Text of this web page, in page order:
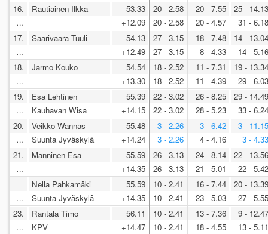
16.
…
Rautiainen Ilkka
53.33
+12.09
20 - 2.58
20 - 2.58
20 - 7.55
20 - 4.57
25 - 14.13
31 - 6.18
17.
…
Saarivaara Tuuli
54.13
+12.49
27 - 3.15
27 - 3.15
18 - 7.48
8 - 4.33
14 - 13.04
14 - 5.16
18.
…
Jarmo Kouko
54.54
+13.30
18 - 2.52
18 - 2.52
11 - 7.31
11 - 4.39
19 - 13.34
29 - 6.03
19.
…
Esa Lehtinen
Kauhavan Wisa
55.39
+14.15
22 - 3.02
22 - 3.02
26 - 8.25
28 - 5.23
29 - 14.49
33 - 6.24
20.
…
Veikko Wannas
Suunta Jyväskylä
55.48
+14.24
3 - 2.26
3 - 2.26
3 - 6.42
4 - 4.16
3 - 11.15
3 - 4.33
21.
…
Manninen Esa
55.59
+14.35
26 - 3.13
26 - 3.13
24 - 8.14
21 - 5.01
22 - 13.56
22 - 5.42
…
Nella Pahkamäki
Suunta Jyväskylä
55.59
+14.35
10 - 2.41
10 - 2.41
16 - 7.44
23 - 5.03
20 - 13.39
27 - 5.55
23.
…
Rantala Timo
KPV
56.11
+14.47
10 - 2.41
10 - 2.41
13 - 7.36
18 - 4.55
9 - 12.47
13 - 5.11